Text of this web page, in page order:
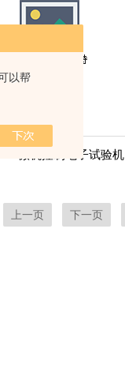
以帮
01微机控制电子试验机
上一页 下一页